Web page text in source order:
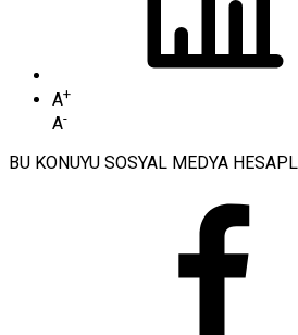
A+
A-
BU KONUYU SOSYAL MEDYA